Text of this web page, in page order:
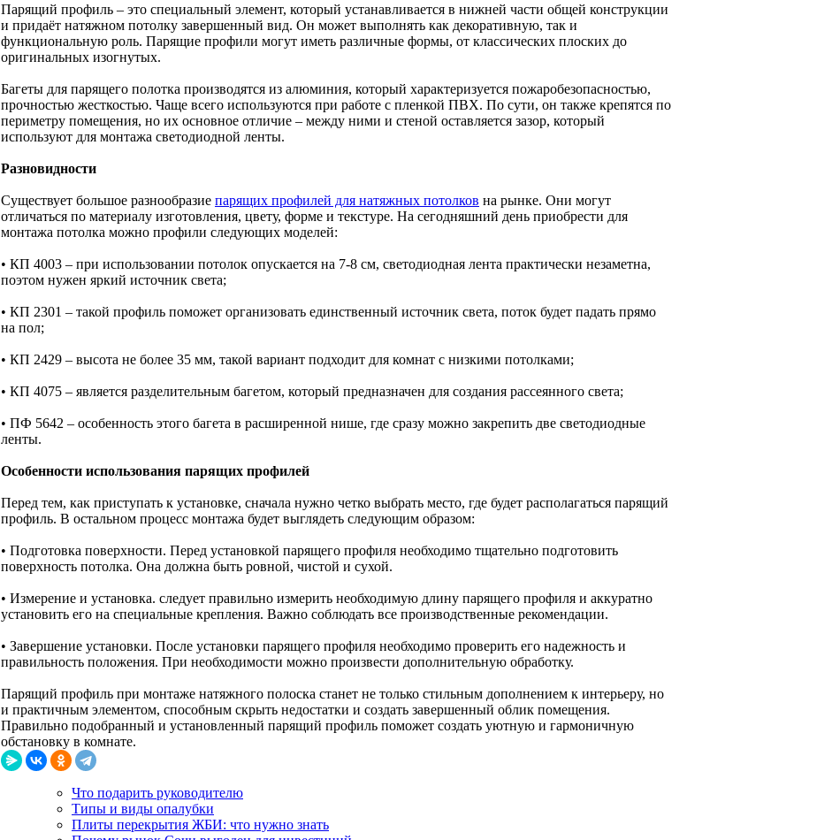
Парящий профиль – это специальный элемент, который устанавливается в нижней части общей конструкции
и придаёт натяжном потолку завершенный вид. Он может выполнять как декоративную, так и
функциональную роль. Парящие профили могут иметь различные формы, от классических плоских до
оригинальных изогнутых.
Багеты для парящего полотка производятся из алюминия, который характеризуется пожаробезопасностью,
прочностью жесткостью. Чаще всего используются при работе с пленкой ПВХ. По сути, он также крепятся по
периметру помещения, но их основное отличие – между ними и стеной оставляется зазор, который
используют для монтажа светодиодной ленты.
Разновидности
Существует большое разнообразие парящих профилей для натяжных потолков на рынке. Они могут
отличаться по материалу изготовления, цвету, форме и текстуре. На сегодняшний день приобрести для
монтажа потолка можно профили следующих моделей:
• КП 4003 – при использовании потолок опускается на 7-8 см, светодиодная лента практически незаметна,
поэтом нужен яркий источник света;
• КП 2301 – такой профиль поможет организовать единственный источник света, поток будет падать прямо
на пол;
• КП 2429 – высота не более 35 мм, такой вариант подходит для комнат с низкими потолками;
• КП 4075 – является разделительным багетом, который предназначен для создания рассеянного света;
• ПФ 5642 – особенность этого багета в расширенной нише, где сразу можно закрепить две светодиодные
ленты.
Особенности использования парящих профилей
Перед тем, как приступать к установке, сначала нужно четко выбрать место, где будет располагаться парящий
профиль. В остальном процесс монтажа будет выглядеть следующим образом:
• Подготовка поверхности. Перед установкой парящего профиля необходимо тщательно подготовить
поверхность потолка. Она должна быть ровной, чистой и сухой.
• Измерение и установка. следует правильно измерить необходимую длину парящего профиля и аккуратно
установить его на специальные крепления. Важно соблюдать все производственные рекомендации.
• Завершение установки. После установки парящего профиля необходимо проверить его надежность и
правильность положения. При необходимости можно произвести дополнительную обработку.
Парящий профиль при монтаже натяжного полоска станет не только стильным дополнением к интерьеру, но
и практичным элементом, способным скрыть недостатки и создать завершенный облик помещения.
Правильно подобранный и установленный парящий профиль поможет создать уютную и гармоничную
обстановку в комнате.
Что подарить руководителю
Типы и виды опалубки
Плиты перекрытия ЖБИ: что нужно знать